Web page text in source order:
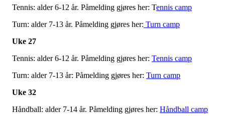
Tennis: alder 6-12 år. Påmelding gjøres her: Tennis camp
Turn: alder 7-13 år. Påmelding gjøres her: Turn camp
Uke 27
Tennis: alder 6-12 år. Påmelding gjøres her: Tennis camp
Turn: alder 7-13 år: Påmelding gjøres her: Turn camp
Uke 32
Håndball: alder 7-14 år. Påmelding gjøres her: Håndball camp